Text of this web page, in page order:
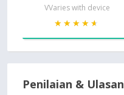
VVaries with device
★★★★★
★★★★★
Penilaian & Ulasan